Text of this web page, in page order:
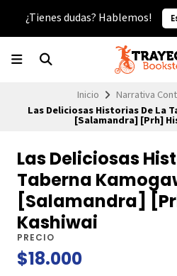
¿Tienes dudas? Hablemos!
Inicio
Narrativa
Las Deliciosas Historias De La
[Salamandra] [Prh]
Las Deliciosas
Taberna
[Salamandra]
Kashiwai
PRECIO
$18.000